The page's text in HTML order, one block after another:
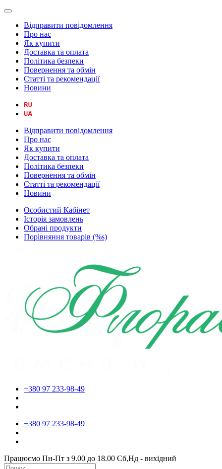
Відправити повідомлення
Про нас
Як купити
Доставка та оплата
Політика безпеки
Повернення та обмін
Статті та рекомендації
Новини
Відправити повідомлення
Про нас
Як купити
Доставка та оплата
Політика безпеки
Повернення та обмін
Статті та рекомендації
Новини
Особистий Кабінет
Історія замовлень
Обрані продукти
Порівняння товарів (%s)
+380 97 233-98-49
+380 97 233-98-49
Працюємо Пн-Пт з 9.00 до 18.00 Сб,Нд - вихідний